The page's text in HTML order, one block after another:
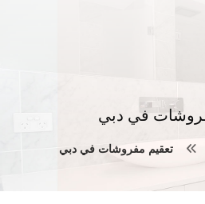
في دبي
تعقيم مفروشات في دبي